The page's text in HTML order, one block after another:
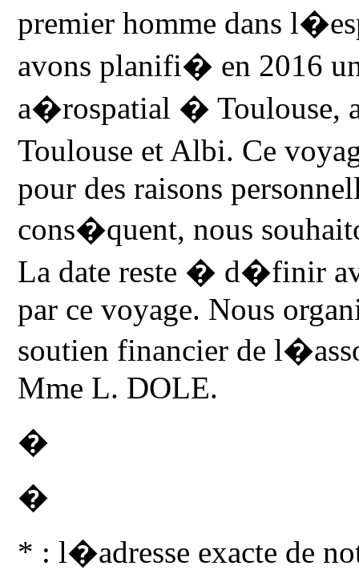
premier homme dans
avons planifi� en 2016
a�rospatial � Toulouse,
Toulouse et Albi. Ce
pour des raisons
cons�quent, nous
La date reste � d�finir
par ce voyage. Nous
soutien financier de
Mme L. DOLE.
�
�
* : l�adresse exacte de